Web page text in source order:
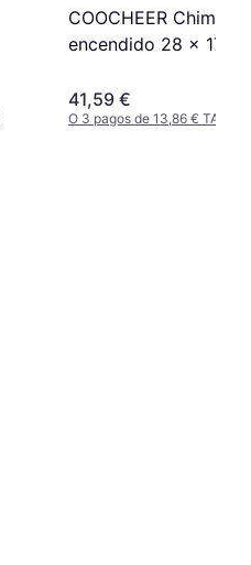
COOCHEER
encendido 28 x 17
41,59 €
O 3 pagos de 13,86 € TAE 0%